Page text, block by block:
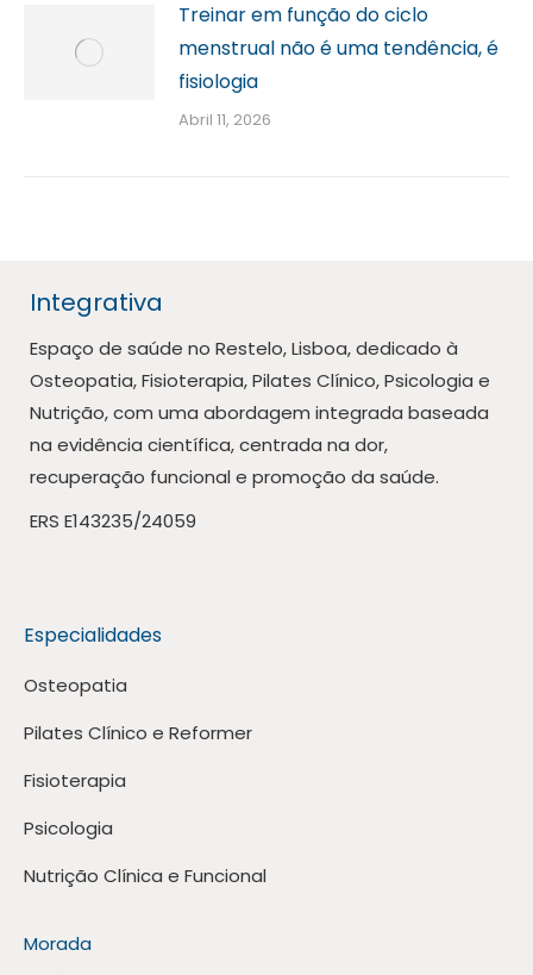
Treinar em função do ciclo
menstrual não é uma tendência, é
fisiologia
Abril 11, 2026
Integrativa
Espaço de saúde no Restelo, Lisboa, dedicado à
Osteopatia, Fisioterapia, Pilates Clínico, Psicologia e
Nutrição, com uma abordagem integrada baseada
na evidência científica, centrada na dor,
recuperação funcional e promoção da saúde.
ERS E143235/24059
Especialidades
Osteopatia
Pilates Clínico e Reformer
Fisioterapia
Psicologia
Nutrição Clínica e Funcional
Morada